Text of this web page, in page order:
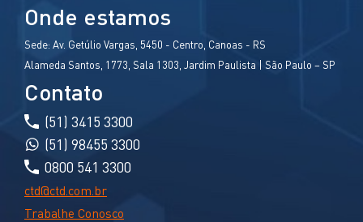
Onde estamos
Sede: Av. Getúlio Vargas, 5450 - Centro, Canoas - RS
Alameda Santos, 1773, Sala 1303, Jardim Paulista | São Paulo – SP
Contato
(51) 3415 3300
(51) 98455 3300
0800 541 3300
ctd@ctd.com.br
Trabalhe Conosco